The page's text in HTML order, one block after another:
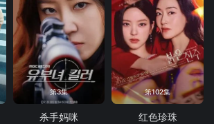
第3集
杀手妈咪
第102集
红色珍珠